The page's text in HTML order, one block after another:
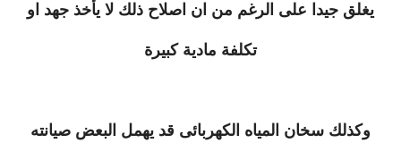
يغلق جيدا على الرغم من ان اصلاح ذلك لا يأخذ جهد او
تكلفة مادية كبيرة
وكذلك سخان المياه الكهربائى قد يهمل البعض صيانته